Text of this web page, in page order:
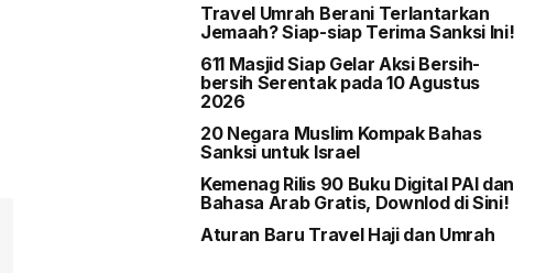
Travel Umrah Berani Terlantarkan
Jemaah? Siap-siap Terima Sanksi Ini!
611 Masjid Siap Gelar Aksi Bersih-
bersih Serentak pada 10 Agustus
2026
20 Negara Muslim Kompak Bahas
Sanksi untuk Israel
Kemenag Rilis 90 Buku Digital PAI dan
Bahasa Arab Gratis, Downlod di Sini!
Aturan Baru Travel Haji dan Umrah